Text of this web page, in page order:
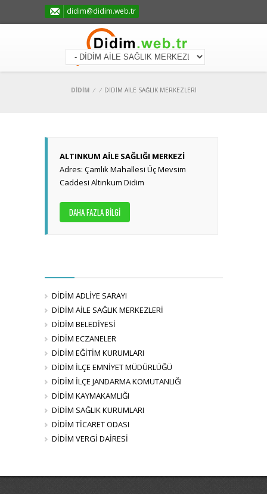
didim@didim.web.tr
DİDİM / / DİDİM AİLE SAĞLIK MERKEZLERİ
ALTINKUM AİLE SAĞLIĞI MERKEZİ
Adres: Çamlık Mahallesi Üç Mevsim
Caddesi Altınkum Didim
DAHA FAZLA BİLGİ
DİDİM ADLİYE SARAYI
DİDİM AİLE SAĞLIK MERKEZLERİ
DİDİM BELEDİYESİ
DİDİM ECZANELER
DİDİM EĞİTİM KURUMLARI
DİDİM İLÇE EMNİYET MÜDÜRLÜĞÜ
DİDİM İLÇE JANDARMA KOMUTANLIĞI
DİDİM KAYMAKAMLIĞI
DİDİM SAĞLIK KURUMLARI
DİDİM TİCARET ODASI
DİDİM VERGİ DAİRESİ